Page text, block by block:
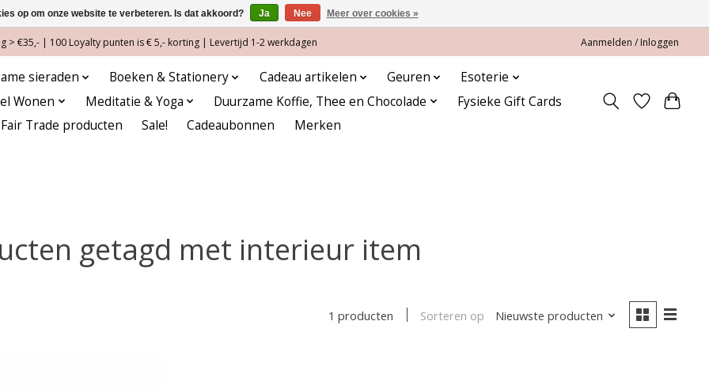
€35,- | 100 Loyalty punten is € 5,- korting | Levertijd 1-2 werkdagen Aanmelden / Inloggen
sieraden Boeken & Stationery Cadeau artikelen Geuren
Esoterie
Wonen Meditatie & Yoga Duurzame Koffie, Thee en Chocolade
Fysieke Gift Cards
Fair Trade producten
Sale! Cadeaubonnen Merken
getagd met interieur item
1 producten Sorteren op Nieuwste producten
op om onze website te verbeteren. Is dat akkoord? Ja Nee Meer over cookies »